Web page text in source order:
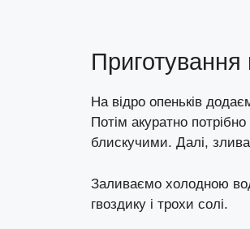
Приготування
На відро опеньків
Потім акуратно
блискучими. Далі,
Заливаємо холодною
гвоздику і трохи солі.